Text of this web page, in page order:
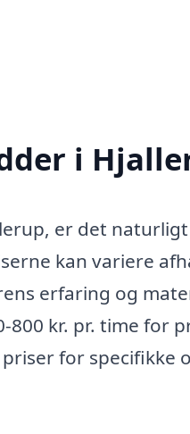
i
er det
kan variere
erfaring og
kr. pr. time for
for specifikke